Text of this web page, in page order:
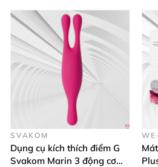
SVAKOM
Dụng cụ kích thích điểm G
Svakom Marin 3 động cơ